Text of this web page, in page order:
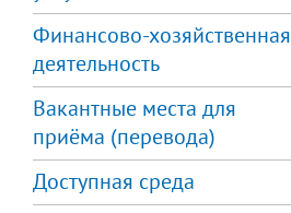
Финансово-хозяйственная
деятельность
Вакантные места для
приёма (перевода)
Доступная среда